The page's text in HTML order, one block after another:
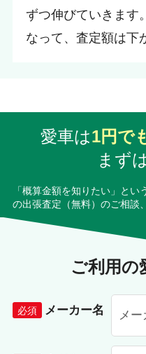
ずつ伸びていきます
なって、査定額は下
愛車は1円で
まず
「概算金額を知りたい」と
の出張査定（無料）のご相談
ご利用の
メーカー名